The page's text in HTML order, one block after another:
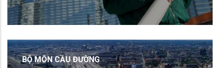
BỘ MÔN CẦU ĐƯỜNG